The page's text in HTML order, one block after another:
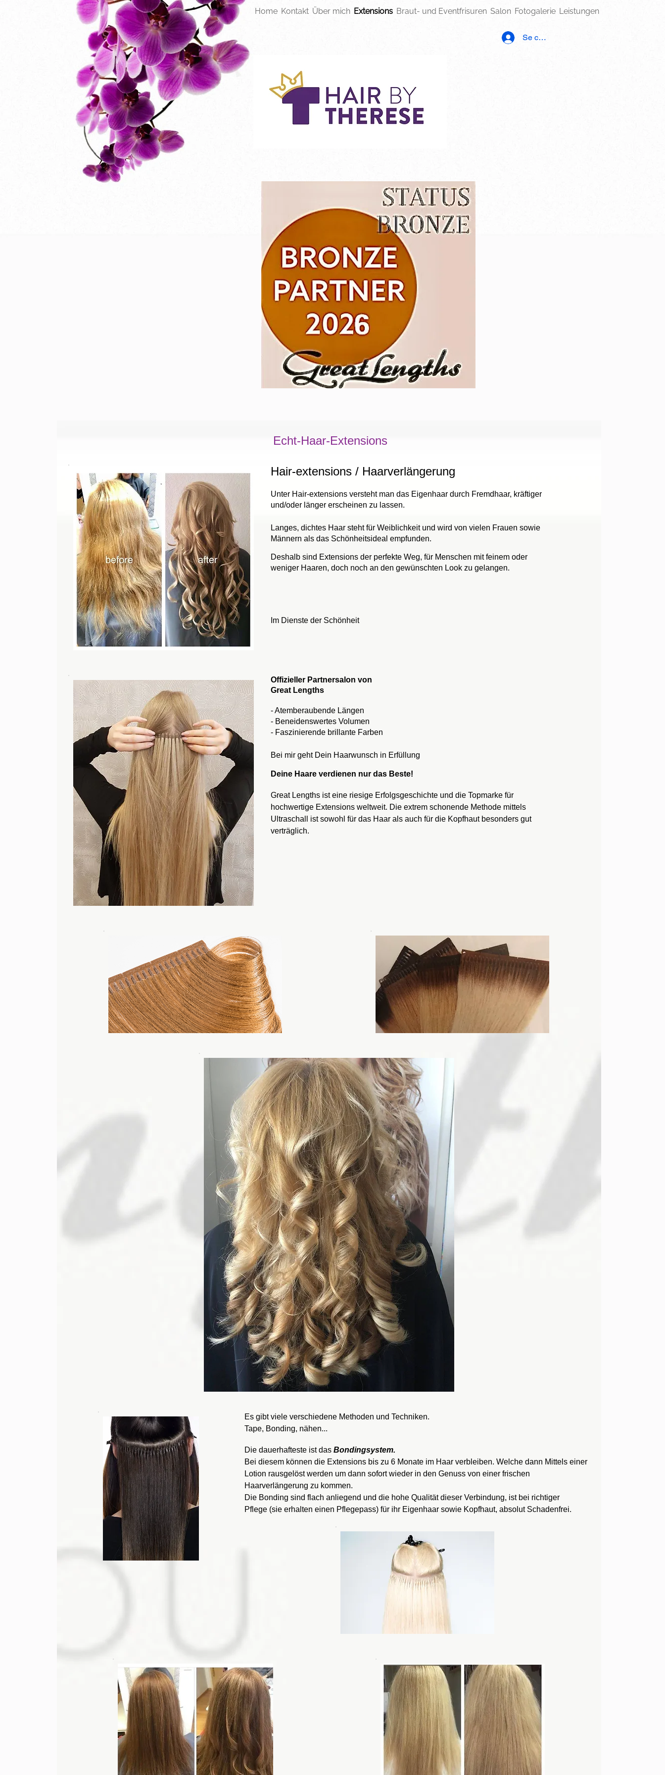
Home Kontakt Über mich Extensions Braut- und Eventfrisuren Salon Fotogalerie Leistungen
Se connecter
Echt-Haar-Extensions
Hair-extensions / Haarverlängerung
Unter Hair-extensions versteht man das Eigenhaar durch Fremdhaar, kräftiger
und/oder länger erscheinen zu lassen.
Langes, dichtes Haar steht für Weiblichkeit und wird von vielen Frauen sowie
Männern als das Schönheitsideal empfunden.
Deshalb sind Extensions der perfekte Weg, für Menschen mit feinem oder
weniger Haaren, doch noch an den gewünschten Look zu gelangen.
Im Dienste der Schönheit
Offizieller Partnersalon von
Great Lengths
- Atemberaubende Längen
- Beneidenswertes Volumen
- Faszinierende brillante Farben
Bei mir geht Dein Haarwunsch in Erfüllung
Deine Haare verdienen nur das Beste!
Great Lengths ist eine riesige Erfolgsgeschichte und die Topmarke für
hochwertige Extensions weltweit. Die extrem schonende Methode mittels
Ultraschall ist sowohl für das Haar als auch für die Kopfhaut besonders gut
verträglich.
Es gibt viele verschiedene Methoden und Techniken.
Tape, Bonding, nähen...
Die dauerhafteste ist das Bondingsystem.
Bei diesem können die Extensions bis zu 6 Monate im Haar verbleiben. Welche dann Mittels einer
Lotion rausgelöst werden um dann sofort wieder in den Genuss von einer frischen
Haarverlängerung zu kommen.
Die Bonding sind flach anliegend und die hohe Qualität dieser Verbindung, ist bei richtiger
Pflege (sie erhalten einen Pflegepass) für ihr Eigenhaar sowie Kopfhaut, absolut Schadenfrei.